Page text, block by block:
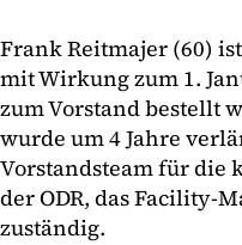
Frank Reitmajer (60)
mit Wirkung zum 1.
zum Vorstand bestellt
wurde um 4 Jahre
Vorstandsteam für die
der ODR, das Facility-
zuständig.